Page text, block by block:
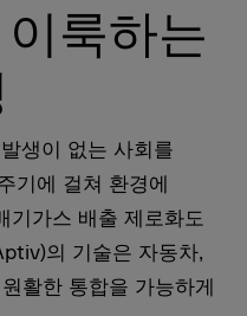
룩하는
생이 없는 사회를
기에 걸쳐 환경에
기가스 배출 제로화도
의 기술은 자동차,
활한 통합을 가능하게